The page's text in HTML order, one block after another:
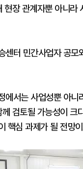
장 관계자뿐 아니라
센터 민간사업자 공
에서는 사업성뿐 아
검토될 가능성이
핵심 과제가 될 전망